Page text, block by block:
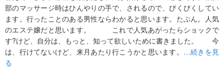
部のマッサージ時はひんやりの手で、されるので、びくびくしてい
ます。行ったことのある男性ならわかると思います。たぶん。人気
のエステ嬢だと思います。 これで人気あがったらショックで
す?けど、自分は、もっと、知って欲しいために書きました。 今
は、行けてないけど、来月あたり行こうかと思います。 …続きを見
る